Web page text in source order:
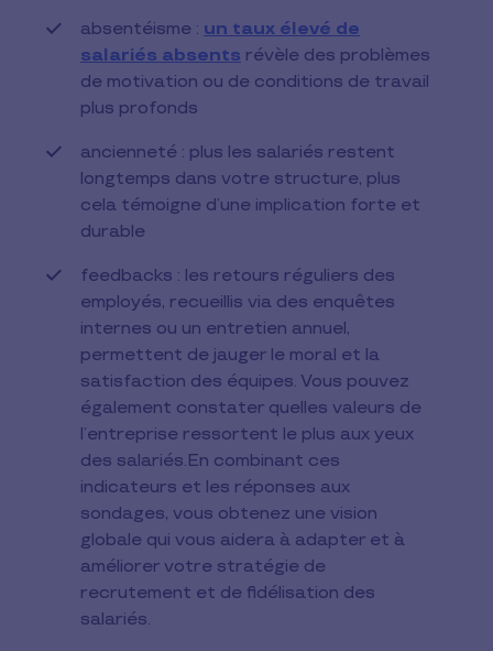
absentéisme : un taux élevé de
salariés absents révèle des problèmes
de motivation ou de conditions de travail
plus profonds
ancienneté : plus les salariés restent
longtemps dans votre structure, plus
cela témoigne d’une implication forte et
durable
feedbacks : les retours réguliers des
employés, recueillis via des enquêtes
internes ou un entretien annuel,
permettent de jauger le moral et la
satisfaction des équipes. Vous pouvez
également constater quelles valeurs de
l’entreprise ressortent le plus aux yeux
des salariés.En combinant ces
indicateurs et les réponses aux
sondages, vous obtenez une vision
globale qui vous aidera à adapter et à
améliorer votre stratégie de
recrutement et de fidélisation des
salariés.